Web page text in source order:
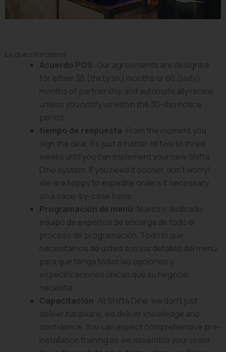
Lo que ofrecemos
Acuerdo POS: Our agreements are designed
for either 36 (thirty six) months or 60 (sixty)
months of partnership and automatically renew
unless you notify us within the 30-day notice
period.
tiempo de respuesta: From the moment you
sign the deal, it’s just a matter of two to three
weeks until you can implement your new Shift4
Dine system. If you need it sooner, don’t worry!
We are happy to expedite orders if necessary,
on a case-by-case basis.
Programación de menú: Nuestro dedicado
equipo de expertos se encarga de todo el
proceso de programación. Todo lo que
necesitamos de usted son los detalles del menú
para que tenga todas las opciones y
especificaciones únicas que su negocio
necesita.
Capacitación: At Shift4 Dine, we don’t just
deliver hardware, we deliver knowledge and
confidence. You can expect comprehensive pre-
installation training as we assemble your order.